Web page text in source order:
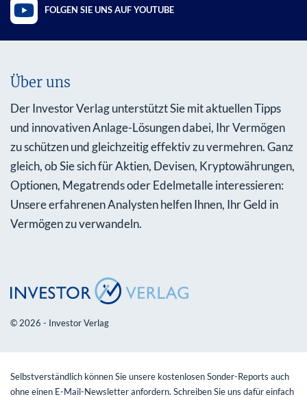
FOLGEN SIE UNS AUF YOUTUBE
Über uns
Der Investor Verlag unterstützt Sie mit aktuellen Tipps
und innovativen Anlage-Lösungen dabei, Ihr Vermögen
zu schützen und gleichzeitig effektiv zu vermehren. Ganz
gleich, ob Sie sich für Aktien, Devisen, Kryptowährungen,
Optionen, Megatrends oder Edelmetalle interessieren:
Unsere erfahrenen Analysten helfen Ihnen, Ihr Geld in
Vermögen zu verwandeln.
© 2026 - Investor Verlag
Selbstverständlich können Sie unsere kostenlosen Sonder-Reports auch
ohne einen E-Mail-Newsletter anfordern. Schreiben Sie uns dafür einfach